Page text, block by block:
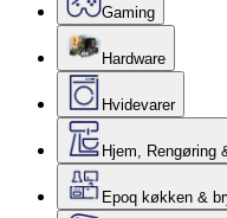
Gaming
Hardware
Hvidevarer
Hjem, Rengøring
Epoq køkken &